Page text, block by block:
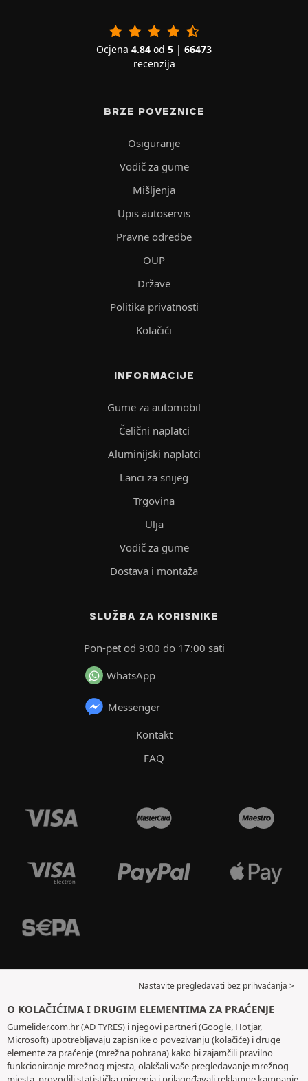
Ocjena 4.84 od 5 | 66473
recenzija
BRZE POVEZNICE
Osiguranje
Vodič za gume
Mišljenja
Upis autoservis
Pravne odredbe
OUP
Države
Politika privatnosti
Kolačići
INFORMACIJE
Gume za automobil
Čelični naplatci
Aluminijski naplatci
Lanci za snijeg
Trgovina
Ulja
Vodič za gume
Dostava i montaža
SLUŽBA ZA KORISNIKE
Pon-pet od 9:00 do 17:00 sati
WhatsApp
Messenger
Kontakt
FAQ
Nastavite pregledavati bez prihvaćanja >
O KOLAČIĆIMA I DRUGIM ELEMENTIMA ZA PRAĆENJE
Gumelider.com.hr (AD TYRES) i njegovi partneri (Google, Hotjar,
Microsoft) upotrebljavaju zapisnike o povezivanju (kolačiće) i druge
elemente za praćenje (mrežna pohrana) kako bi zajamčili pravilno
funkcioniranje mrežnog mjesta, olakšali vaše pregledavanje mrežnog